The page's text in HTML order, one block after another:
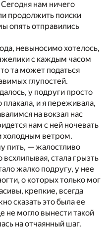
нам ничего
продолжить поиски
опять отправились
невыносимо хотелось,
с каждым часом
та может податься
глупостей.
у подруги просто
плакала, и я переживала,
на вокзал нас
нам с ней ночевать
холодным ветром.
пить, — жалостливо
стала грызть
жалко подругу, у нее
о которых только мог
крепкие, всегда
сказать это была ее
не могло вынести такой
на отчаянный шаг.